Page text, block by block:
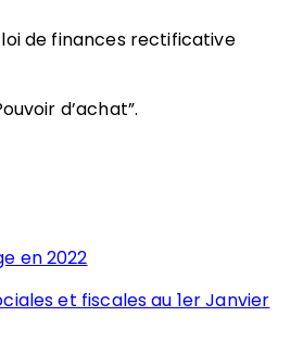
de finances rectificative
d’achat”.
en 2022
et fiscales au 1er Janvier